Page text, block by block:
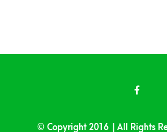
© Copyright 2016 | All Rights